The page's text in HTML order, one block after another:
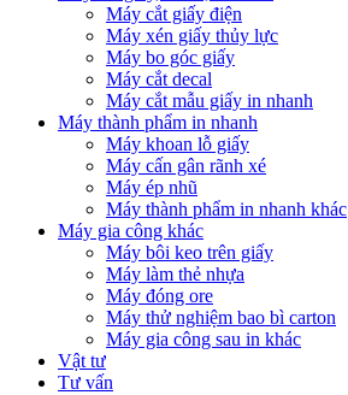
Máy cắt giấy điện
Máy xén giấy thủy lực
Máy bo góc giấy
Máy cắt decal
Máy cắt mẫu giấy in nhanh
Máy thành phẩm in nhanh
Máy khoan lỗ giấy
Máy cấn gân rãnh xé
Máy ép nhũ
Máy thành phẩm in nhanh khác
Máy gia công khác
Máy bôi keo trên giấy
Máy làm thẻ nhựa
Máy đóng ore
Máy thử nghiệm bao bì carton
Máy gia công sau in khác
Vật tư
Tư vấn